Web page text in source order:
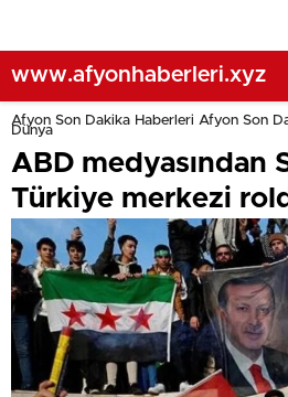
www.afyonhaberleri.xyz
Afyon Son Dakika Haberleri Afyon Son
Dünya
ABD medyasından
Türkiye merkezi